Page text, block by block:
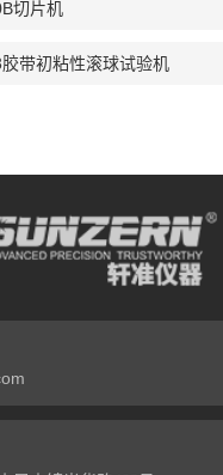
切片机
带初粘性滚球试验机